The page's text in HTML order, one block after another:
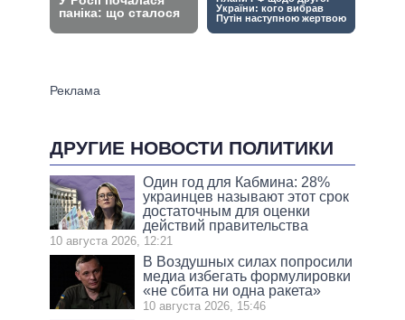
ДРУГИЕ НОВОСТИ ПОЛИТИКИ
Один год для Кабмина: 28%
украинцев называют этот срок
достаточным для оценки
действий правительства
10 августа 2026, 12:21
В Воздушных силах попросили
медиа избегать формулировки
«не сбита ни одна ракета»
10 августа 2026, 15:46